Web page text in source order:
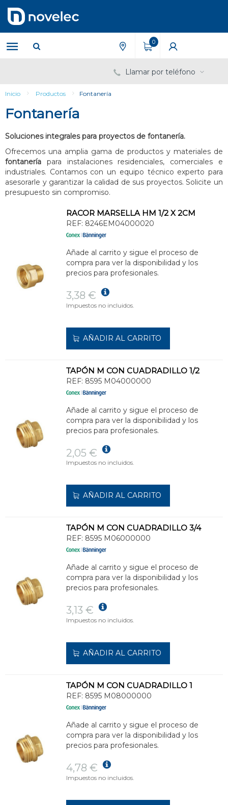
contenido
menú
de
navegación
0
Llamar por teléfono
Inicio Productos Fontanería
Fontanería
Soluciones integrales para proyectos de fontanería.
Ofrecemos una amplia gama de productos y materiales de
fontanería para instalaciones residenciales, comerciales e
industriales. Contamos con un equipo técnico experto para
asesorarle y garantizar la calidad de sus proyectos. Solicite un
presupuesto sin compromiso.
RACOR MARSELLA HM 1/2 X 2CM
REF: 8246EM04000020
Añade al carrito y sigue el proceso de
compra para ver la disponibilidad y los
precios para profesionales.
3,38 €
Impuestos no incluidos.
AÑADIR AL CARRITO
TAPÓN M CON CUADRADILLO 1/2
REF: 8595 M04000000
Añade al carrito y sigue el proceso de
compra para ver la disponibilidad y los
precios para profesionales.
2,05 €
Impuestos no incluidos.
AÑADIR AL CARRITO
TAPÓN M CON CUADRADILLO 3/4
REF: 8595 M06000000
Añade al carrito y sigue el proceso de
compra para ver la disponibilidad y los
precios para profesionales.
3,13 €
Impuestos no incluidos.
AÑADIR AL CARRITO
TAPÓN M CON CUADRADILLO 1
REF: 8595 M08000000
Añade al carrito y sigue el proceso de
compra para ver la disponibilidad y los
precios para profesionales.
4,78 €
Impuestos no incluidos.